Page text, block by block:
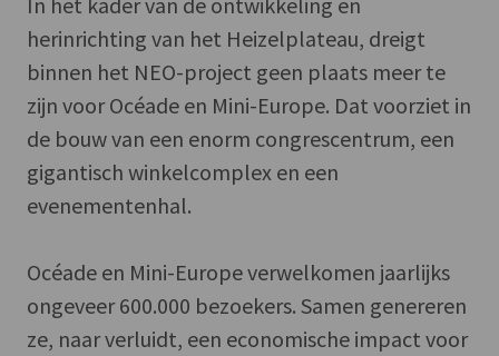
herinrichting van het Heizelplateau, dreigt
binnen het NEO-project geen plaats meer te
zijn voor Océade en Mini-Europe. Dat voorziet in
de bouw van een enorm congrescentrum, een
gigantisch winkelcomplex en een
evenementenhal.
Océade en Mini-Europe verwelkomen jaarlijks
ongeveer 600.000 bezoekers. Samen genereren
ze, naar verluidt, een economische impact voor